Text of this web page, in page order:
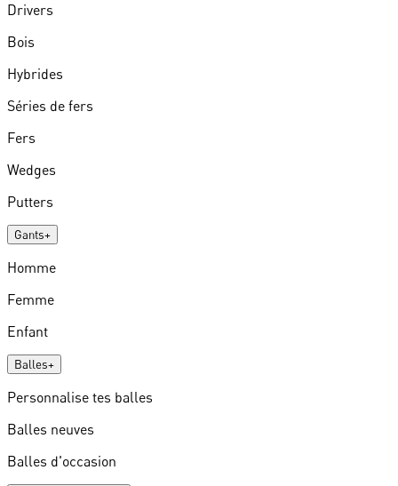
Drivers
Bois
Hybrides
Séries de fers
Fers
Wedges
Putters
Gants+
Homme
Femme
Enfant
Balles+
Personnalise tes balles
Balles neuves
Balles d'occasion